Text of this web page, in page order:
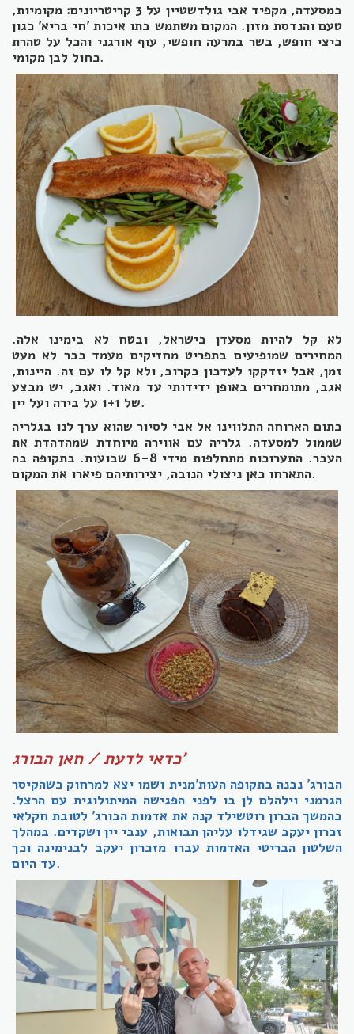
במסעדה, מקפיד אבי גולדשטיין על 3 קריטריונים: מקומיות,
טעם והנדסת מזון. המקום משתמש בתו איכות 'חי בריא' כגון
ביצי חופש, בשר במרעה חופשי, עוף אורגני והכל על טהרת
כחול לבן מקומי.
לא קל להיות מסעדן בישראל, ובטח לא בימינו אלה.
המחירים שמופיעים בתפריט מחזיקים מעמד כבר לא מעט
זמן, אבל יזדקקו לעדכון בקרוב, ולא קל לו עם זה. היינות,
אגב, מתומחרים באופן ידידותי עד מאוד. ואגב, יש מבצע
של 1+1 על בירה ועל יין.
בתום הארוחה התלווינו אל אבי לסיור שהוא ערך לנו בגלריה
שממול למסעדה. גלריה עם אווירה מיוחדת שמהדהדת את
העבר. התערוכות מתחלפות מידי 6-8 שבועות. בתקופה בה
התארחו כאן ניצולי הנובה, יצירותיהם פיארו את המקום.
כדאי לדעת / חאן הבורג'
הבורג' נבנה בתקופה העות'מנית ושמו יצא למרחוק כשהקיסר
הגרמני וילהלם לן בו לפני הפגישה המיתולוגית עם הרצל.
בהמשך הברון רוטשילד קנה את אדמות הבורג' לטובת חקלאי
זכרון יעקב שגידלו עליהן תבואות, ענבי יין ושקדים. במהלך
השלטון הבריטי האדמות עברו מזכרון יעקב לבנימינה וכך
עד היום.